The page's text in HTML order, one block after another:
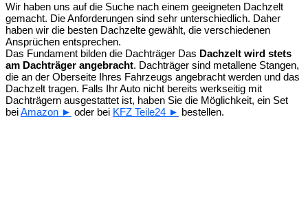
Wir haben uns auf die Suche nach einem geeigneten Dachzelt
gemacht. Die Anforderungen sind sehr unterschiedlich. Daher
haben wir die besten Dachzelte gewählt, die verschiedenen
Ansprüchen entsprechen.
Das Fundament bilden die Dachträger Das Dachzelt wird stets
am Dachträger angebracht. Dachträger sind metallene Stangen,
die an der Oberseite Ihres Fahrzeugs angebracht werden und das
Dachzelt tragen. Falls Ihr Auto nicht bereits werkseitig mit
Dachträgern ausgestattet ist, haben Sie die Möglichkeit, ein Set
beiAmazon ► oder bei KFZ Teile24 ► bestellen.